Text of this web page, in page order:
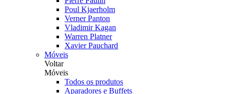
Poul Kjaerholm
Verner Panton
Vladimir Kagan
Warren Platner
Xavier Pauchard
Móveis
Voltar
Móveis
Todos os produtos
Aparadores e Buffets